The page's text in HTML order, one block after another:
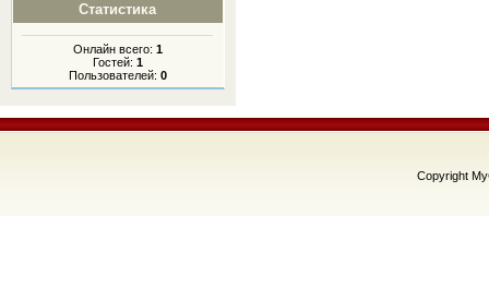
Статистика
Онлайн всего: 1
Гостей: 1
Пользователей: 0
Copyright